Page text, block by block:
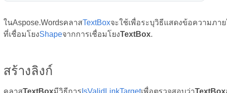
ในAspose.WordsคลาสTextBoxจะใช้เพื่อระบุวิธีแสดงข้อความภา
ที่เชื่อมโยงShapeจากการเชื่อมโยงTextBox.
สร้างลิงก์
คลาสTextBoxมีวิธีการ IsValidLinkTargetเพื่อตรวจสอบว่าTextBox